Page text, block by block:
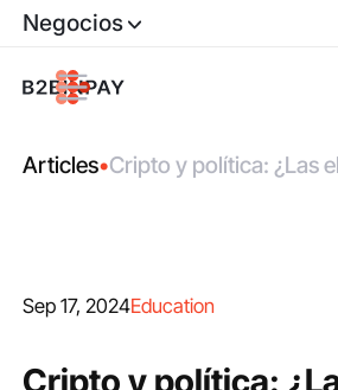
Negocios
Articles•Cripto y política: ¿Las
Sep 17, 2024Education
Cripto y política: